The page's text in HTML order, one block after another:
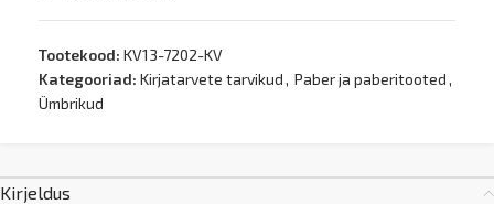
Tootekood: KV13-7202-KV
Kategooriad: Kirjatarvete tarvikud, Paber ja paberitooted,
Ümbrikud
Kirjeldus